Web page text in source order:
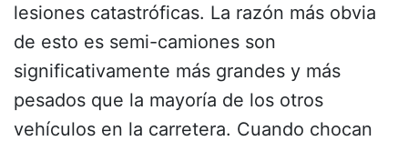
lesiones catastróficas. La razón más obvia
de esto es semi-camiones son
significativamente más grandes y más
pesados que la mayoría de los otros
vehículos en la carretera. Cuando chocan